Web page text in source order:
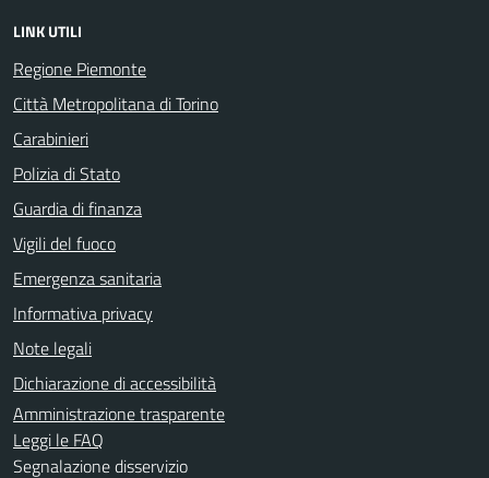
LINK UTILI
Regione Piemonte
Città Metropolitana di Torino
Carabinieri
Polizia di Stato
Guardia di finanza
Vigili del fuoco
Emergenza sanitaria
Informativa privacy
Note legali
Dichiarazione di accessibilità
Amministrazione trasparente
Leggi le FAQ
Segnalazione disservizio